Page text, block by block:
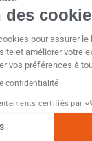
produits